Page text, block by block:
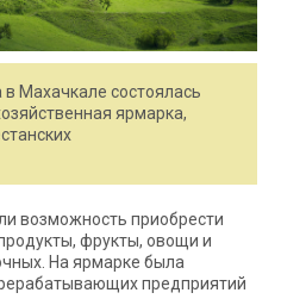
Махачкале состоялась
ярмарка,
возможность приобрести
фрукты, овощи и
На ярмарке была
предприятий